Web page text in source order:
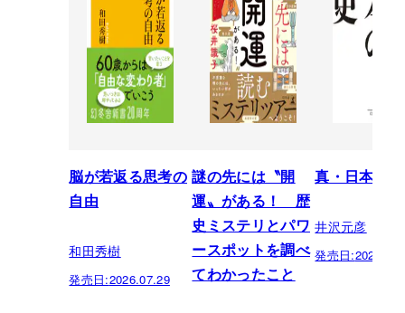
脳が若返る思考の
自由
和田秀樹
発売日:2026.07.29
謎の先には〝開
運〟がある！ 歴
史ミステリとパワ
ースポットを調べ
てわかったこと
真・日本の
井沢元彦
発売日: